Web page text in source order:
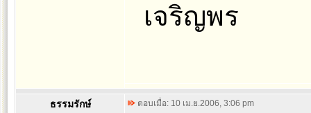
เจริญพร
ธรรมรักษ์ ตอบเมื่อ: 10 เม.ย.2006, 3:06 pm